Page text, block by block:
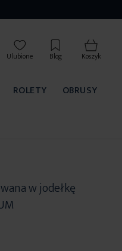
Ulubione Blog Koszyk
ROLETY
OBRUSY
w jodełkę